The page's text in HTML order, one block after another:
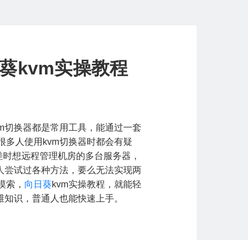
kvm实操教程
换器都是常用工具，能通过一套
多人使用kvm切换器时都会有疑
想远程管理机房的多台服务器，
试过各种方法，要么无法实现两
索， 向日葵kvm实操教程，就能轻
识，普通人也能快速上手。